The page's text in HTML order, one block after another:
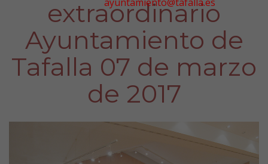
extraordinario
Ayuntamiento de
Tafalla 07 de marzo
de 2017